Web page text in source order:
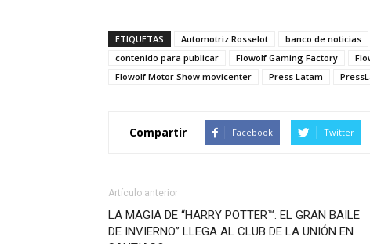
ETIQUETAS Automotriz Rosselot banco de noticias
contenido para publicar
Flowolf Gaming Factory
Flowolf Motor Show movicenter
Press Latam
Compartir Facebook Twitter
Artículo anterior
LA MAGIA DE “HARRY POTTER™: EL GRAN BAILE
DE INVIERNO” LLEGA AL CLUB DE LA UNIÓN EN